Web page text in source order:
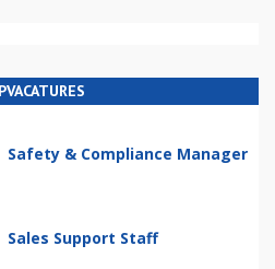
Safety & Compliance Manager
Sales Support Staff